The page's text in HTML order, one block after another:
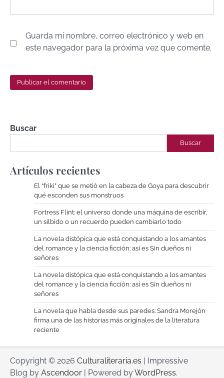
Guarda mi nombre, correo electrónico y web en
este navegador para la próxima vez que comente.
Buscar
Buscar
Artículos recientes
El “friki” que se metió en la cabeza de Goya para descubrir
qué esconden sus monstruos
Fortress Flint: el universo donde una máquina de escribir,
un silbido o un recuerdo pueden cambiarlo todo
La novela distópica que está conquistando a los amantes
del romance y la ciencia ficción: así es Sin dueños ni
señores
La novela distópica que está conquistando a los amantes
del romance y la ciencia ficción: así es Sin dueños ni
señores
La novela que habla desde sus paredes: Sandra Morejón
firma una de las historias más originales de la literatura
reciente
Copyright © 2026 Culturaliteraria.es | Impressive
Blog by Ascendoor | Powered byWordPress.